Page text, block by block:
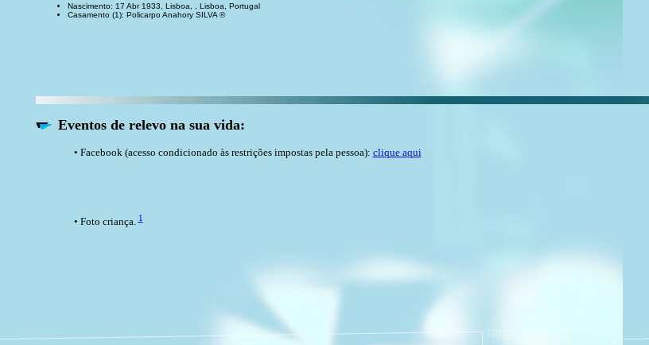
Nascimento: 17 Abr 1933, Lisboa, , Lisboa, Portugal
Casamento (1): Policarpo Anahory SILVA ®
Eventos de relevo na sua vida:
• Facebook (acesso condicionado às restrições impostas pela pessoa): clique aqui
• Foto criança.1